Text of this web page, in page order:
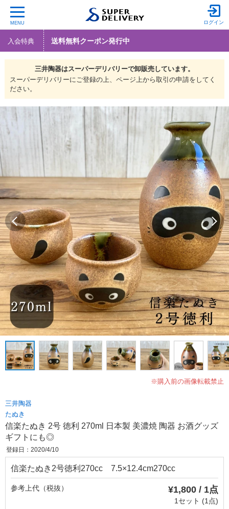
MENU ログイン
入会特典 送料無料クーポン発行中
三井陶器はスーパーデリバリーで卸販売しています。
スーパーデリバリーにご登録の上、ページ上から取引の申請をしてく
ださい。
※購入前の画像転載禁止
三井陶器
たぬき
信楽たぬき 2号 徳利 270ml 日本製 美濃焼 陶器 お酒グッズ
ギフトにも◎
登録日：2020/4/10
信楽たぬき2号徳利270cc 7.5×12.4cm270cc
参考上代（税抜） ¥1,800 / 1点
1セット (1点)